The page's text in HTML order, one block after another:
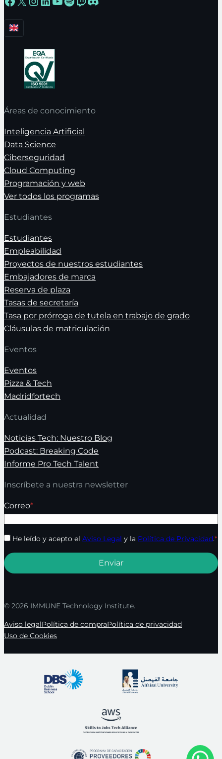
Áreas de conocimiento
Inteligencia Artificial
Data Science
Ciberseguridad
Cloud Computing
Programación y web
Ver todos los programas
Estudiantes
Estudiantes
Empleabilidad
Proyectos de nuestros estudiantes
Embajadores de marca
Reserva de plaza
Tasas de secretaría
Tasa por prórroga de tutela en trabajo de grado
Cláusulas de matriculación
Eventos
Eventos
Pizza & Tech
Madridfortech
Actualidad
Noticias Tech: Nuestro Blog
Podcast: Breaking Code
Informe Pro Tech Talent
Inscríbete a nuestra newsletter
Correo*
He leído y acepto el Aviso Legal y la Política de Privacidad.*
© 2026 IMMUNE Technology Institute.
Aviso legalPolítica de compraPolítica de privacidad
Uso de Cookies